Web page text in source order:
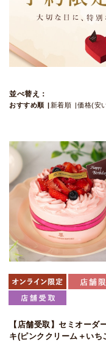
並べ替え：
おすすめ順 新着順 価格(安
【店舗受取】セミオーダ
キ(ピンククリーム＋い